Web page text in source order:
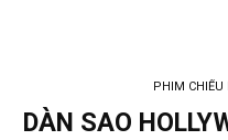
PHIM CHIẾU
DÀN SAO